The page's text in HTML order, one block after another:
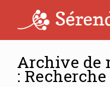
Archive de
: